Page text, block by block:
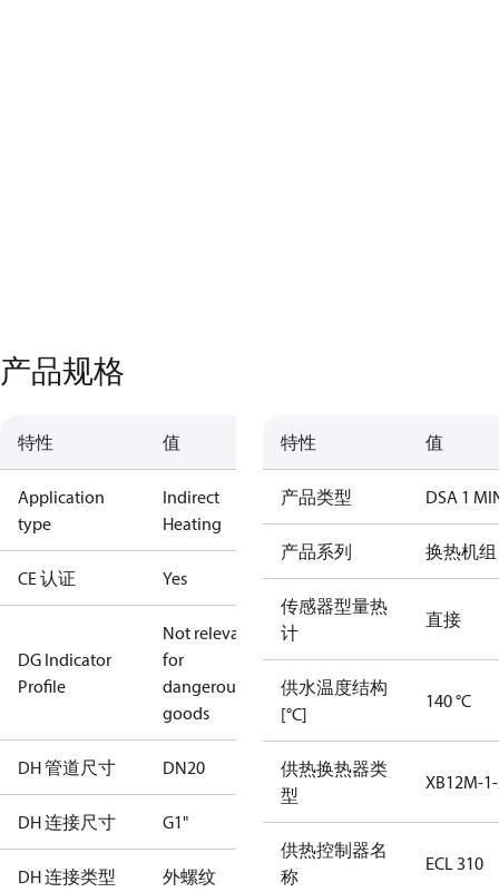
产品规格
特性 值
Application
type
Indirect
Heating
CE 认证 Yes
DG Indicator
Profile
Not relevant
for
dangerous
goods
DH 管道尺寸 DN20
DH 连接尺寸 G1"
DH 连接类型 外螺纹
特性 值
产品类型 DSA 1
产品系列 换热机组
传感器型量热
计
直接
供水温度结构
[°C]
140 °C
供热换热器类
型
XB12M-
供热控制器名
称
ECL 310